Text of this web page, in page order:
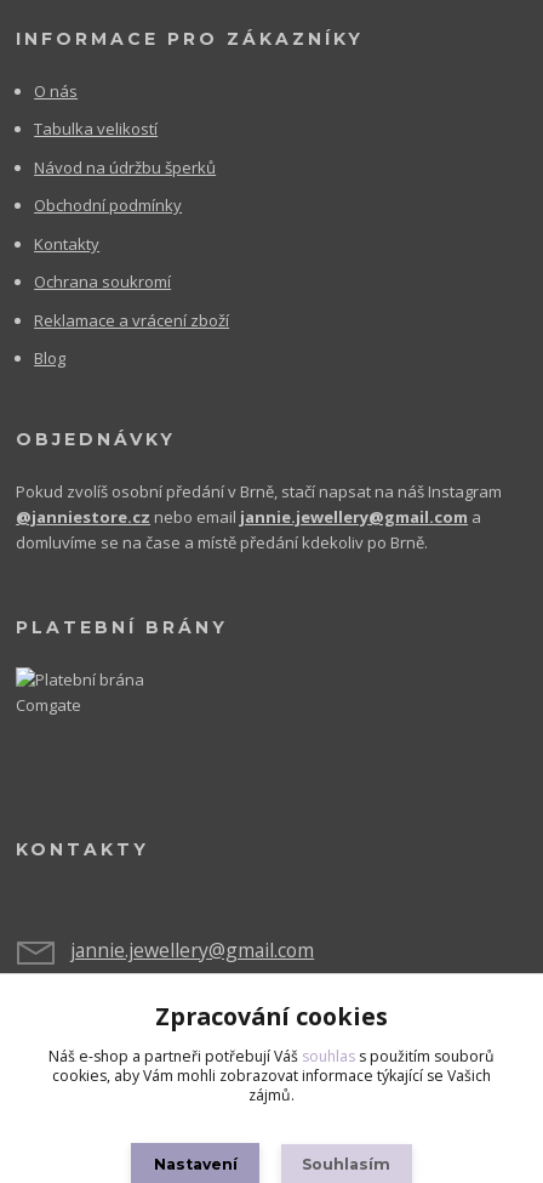
INFORMACE PRO ZÁKAZNÍKY
O nás
Tabulka velikostí
Návod na údržbu šperků
Obchodní podmínky
Kontakty
Ochrana soukromí
Reklamace a vrácení zboží
Blog
OBJEDNÁVKY
Pokud zvolíš osobní předání v Brně, stačí napsat na náš Instagram
@janniestore.cz nebo email jannie.jewellery@gmail.com a
domluvíme se na čase a místě předání kdekoliv po Brně.
PLATEBNÍ BRÁNY
KONTAKTY
jannie.jewellery@gmail.com
Zpracování cookies
Náš e-shop a partneři potřebují Váš souhlas s použitím souborů
cookies, aby Vám mohli zobrazovat informace týkající se Vašich
zájmů.
Nastavení Souhlasím